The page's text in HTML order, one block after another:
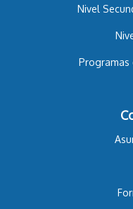
Nivel
Programas